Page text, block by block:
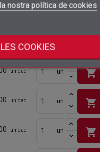
add_circle_outline
llista de desitjos
la nostra política de cookies
COOKIES
unidad un shopping_cart
unidad un shopping_cart
unidad un shopping_cart
unidad un shopping_cart